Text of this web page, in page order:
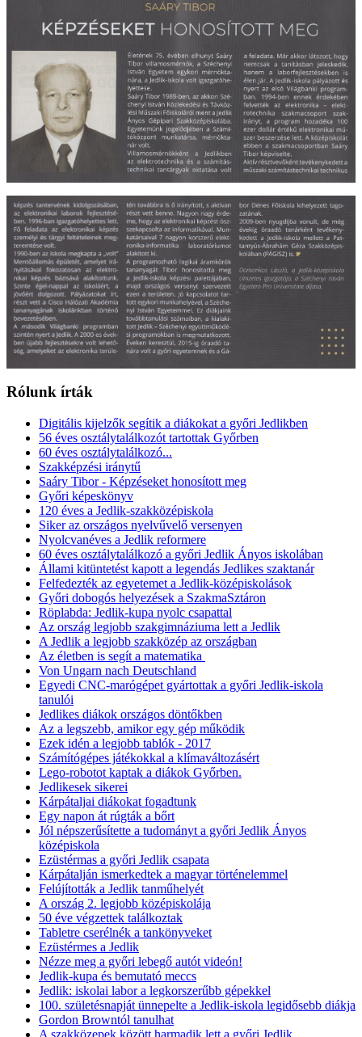
Rólunk írták
Digitális kijelzők segítik a diákokat a győri Jedlikben
56 éves osztálytalálkozót tartottak Győrben
60 éves osztálytalálkozó...
Szakképzési iránytű
Saáry Tibor - Képzéseket honosított meg
Győri képeskönyv
120 éves a Jedlik-szakközépiskola
Siker az országos nyelvűvelő versenyen
Nyolcvanéves a Jedlik reformere
60 éves osztálytalálkozó a győri Jedlik Ányos iskolában
Állami kitüntetést kapott a legendás Jedlikes szaktanár
Felfedezték az egyetemet a Jedlik-középiskolások
Győri dobogós helyezések a SzakmaSztáron
Röplabda: Jedlik-kupa nyolc csapattal
Az ország legjobb szakgimnáziuma lett a Jedlik
A Jedlik a legjobb szakközép az országban
Az életben is segít a matematika
Von Ungarn nach Deutschland
Egyedi CNC-marógépet gyártottak a győri Jedlik-iskola
tanulói
Jedlikes diákok országos döntőkben
Az a legszebb, amikor egy gép működik
Ezek idén a legjobb tablók - 2017
Számítógépes játékokkal a klímaváltozásért
Lego-robotot kaptak a diákok Győrben.
Jedlikesek sikerei
Kárpátaljai diákokat fogadtunk
Egy napon át rúgták a bőrt
Jól népszerűsítette a tudományt a győri Jedlik Ányos
középiskola
Ezüstérmas a győri Jedlik csapata
Kárpátalján ismerkedtek a magyar történelemmel
Felújították a Jedlik tanműhelyét
A ország 2. legjobb középiskolája
50 éve végzettek találkoztak
Tabletre cserélnék a tankönyveket
Ezüstérmes a Jedlik
Nézze meg a győri lebegő autót videón!
Jedlik-kupa és bemutató meccs
Jedlik: iskolai labor a legkorszerűbb gépekkel
100. születésnapját ünnepelte a Jedlik-iskola legidősebb diákja
Gordon Browntól tanulhat
A szakközepek között harmadik lett a győri Jedlik